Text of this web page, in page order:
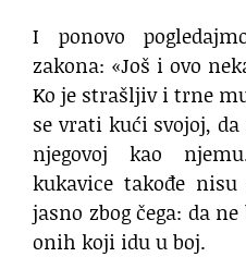
I ponovo
zakona: «Još i ovo
Ko je strašljiv i trne
se vrati kući svojoj,
njegovoj kao
kukavice takođe
jasno zbog čega: da
onih koji idu u boj.